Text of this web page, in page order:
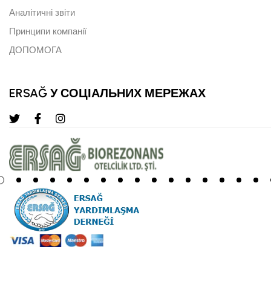
Аналітичні звіти
Принципи компанії
ДОПОМОГА
ERSAĞ У СОЦІАЛЬНИХ МЕРЕЖАХ